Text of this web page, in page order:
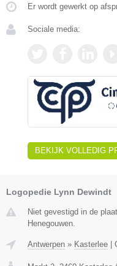
Er wordt gewerkt op
Sociale media:
BEKIJK VOLLEDIG
Logopedie Lynn Dewindt
Niet gevestigd in de
Henegouwen.
Antwerpen » Kasterlee